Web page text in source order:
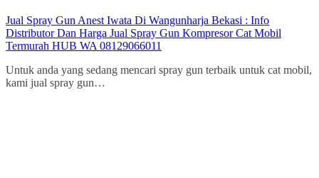
Jual Spray Gun Anest Iwata Di Wangunharja Bekasi : Info
Distributor Dan Harga Jual Spray Gun Kompresor Cat Mobil
Termurah HUB WA 08129066011
Untuk anda yang sedang mencari spray gun terbaik untuk cat mobil,
kami jual spray gun…